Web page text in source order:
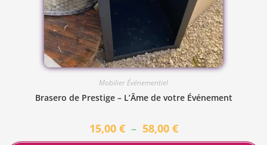
Mobilier Événementiel
Brasero de Prestige – L’Âme de votre Événement
15,00 € – 58,00 €